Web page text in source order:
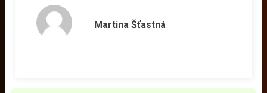
Martina Šťastná